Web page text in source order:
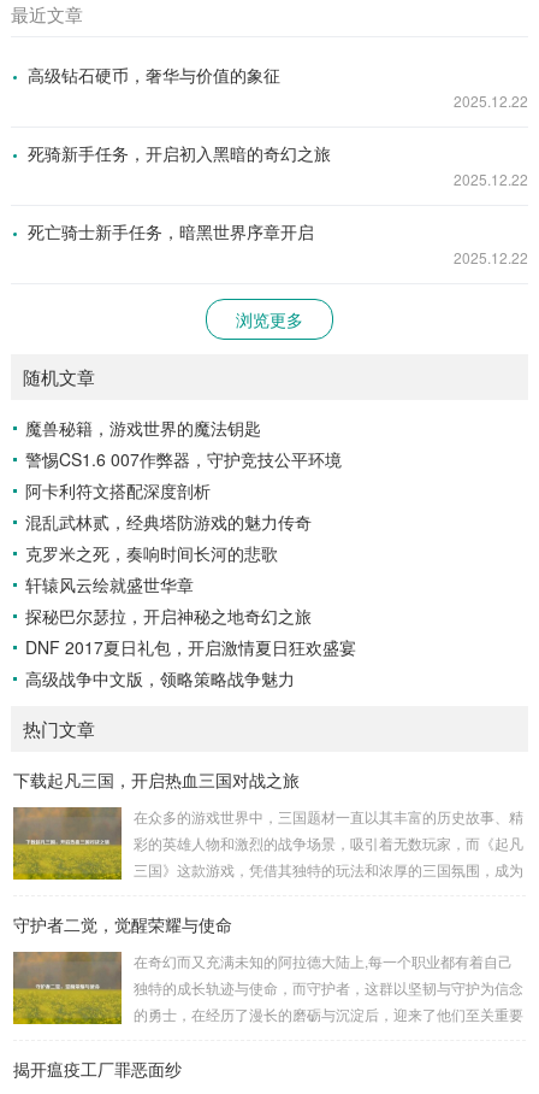
最近文章
高级钻石硬币，奢华与价值的象征
2025.12.22
死骑新手任务，开启初入黑暗的奇幻之旅
2025.12.22
死亡骑士新手任务，暗黑世界序章开启
2025.12.22
浏览更多
随机文章
魔兽秘籍，游戏世界的魔法钥匙
警惕CS1.6 007作弊器，守护竞技公平环境
阿卡利符文搭配深度剖析
混乱武林贰，经典塔防游戏的魅力传奇
克罗米之死，奏响时间长河的悲歌
轩辕风云绘就盛世华章
探秘巴尔瑟拉，开启神秘之地奇幻之旅
DNF 2017夏日礼包，开启激情夏日狂欢盛宴
高级战争中文版，领略策略战争魅力
热门文章
下载起凡三国，开启热血三国对战之旅
在众多的游戏世界中，三国题材一直以其丰富的历史故事、精
彩的英雄人物和激烈的战争场景，吸引着无数玩家，而《起凡
三国》这款游戏，凭借其独特的玩法和浓厚的三国氛围，成为
何进行起凡三国下载,开启一段热血的三国对战之旅。 《起凡
以化身为三国时期的知名将领，如勇猛无双的吕布、足智多谋
的诸葛亮、忠义双全的关羽等，率领自己的军队在战场上冲锋
陷阵、排兵布阵，游戏中的每一场战斗都充满了变...
守护者二觉，觉醒荣耀与使命
在奇幻而又充满未知的阿拉德大陆上,每一个职业都有着自己
独特的成长轨迹与使命，而守护者，这群以坚韧与守护为信念
的勇士，在经历了漫长的磨砺与沉淀后，迎来了他们至关重要
大陆的那一刻起，便肩负着守护的重任，他们身躯魁梧，手持
揭开瘟疫工厂罪恶面纱